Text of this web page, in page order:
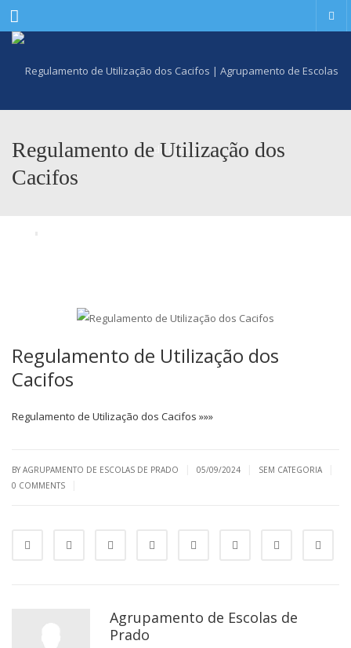
Menu
Regulamento de Utilização dos
Cacifos
Regulamento de Utilização dos
Cacifos
Regulamento de Utilização dos Cacifos »»»
BY AGRUPAMENTO DE ESCOLAS DE PRADO 05/09/2024 SEM CATEGORIA
0 COMMENTS
Agrupamento de Escolas de
Prado